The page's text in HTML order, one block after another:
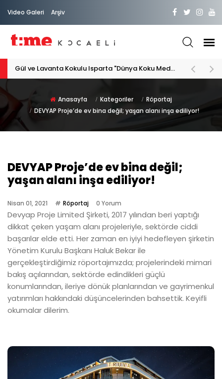
Video Galeri Arşiv
PATİLİ DOSTA HAYATIMIZA "HOŞ GELDİN" DİYORSAK
Anasayfa Kategoriler
Röportaj
DEVYAP Proje’de ev bina değil; yaşan alanı inşa ediliyor!
DEVYAP Proje’de ev bina değil;
yaşan alanı inşa ediliyor!
Nisan 01, 2021 Röportaj 0 Yorum
Devyap Proje Limited Şirketi, 2017 yılından beri yaptığı
dikkat çeken yaşam alanı projeleriyle, sektörde ciddi
başarılar elde etti. Her zaman en iyiyi hedefleyen şirketin
Yönetim Kurulu Başkanı Haluk Bekar ile
gerçekleştirdiğimiz röportajımızda; projelerindeki mimari
bakış açılarından, sektörde edindikleri güçlü
konumlarından, ileriye dönük planlarından ve gayrimenkul
yatırımları hakkındaki düşüncelerinden bahsettik. Keyifli
okumalar dilerim.